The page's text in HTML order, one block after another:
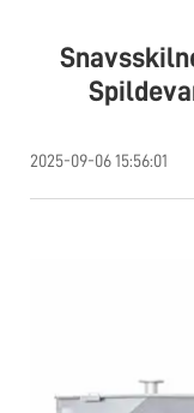
2025-09-06 15:56:01